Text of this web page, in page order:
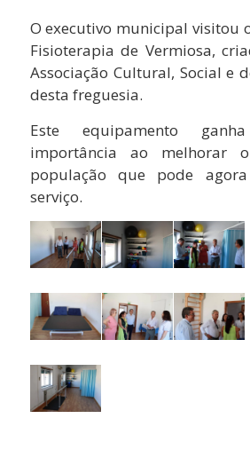
O executivo municipal visitou
Fisioterapia de Vermiosa,
Associação Cultural, Social e
desta freguesia.
Este equipamento
importância ao melhorar
população que pode
serviço.